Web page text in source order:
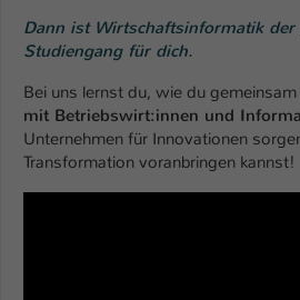
Dann ist Wirtschaftsinformatik der
Studiengang für dich.
Bei uns lernst du, wie du gemeinsam
mit Betriebswirt:innen und
Unternehmen für Innovationen
Transformation voranbringen kannst!
Zweck
Dieses Cookie wird
Cookie-
Name
und ausschließlich für interne
Anbieter Hochschule
Laufzeit
Externe Inhalte
Wir verwenden auf unserer Website
(Youtube, Vimeo, Issuu), um Ihnen